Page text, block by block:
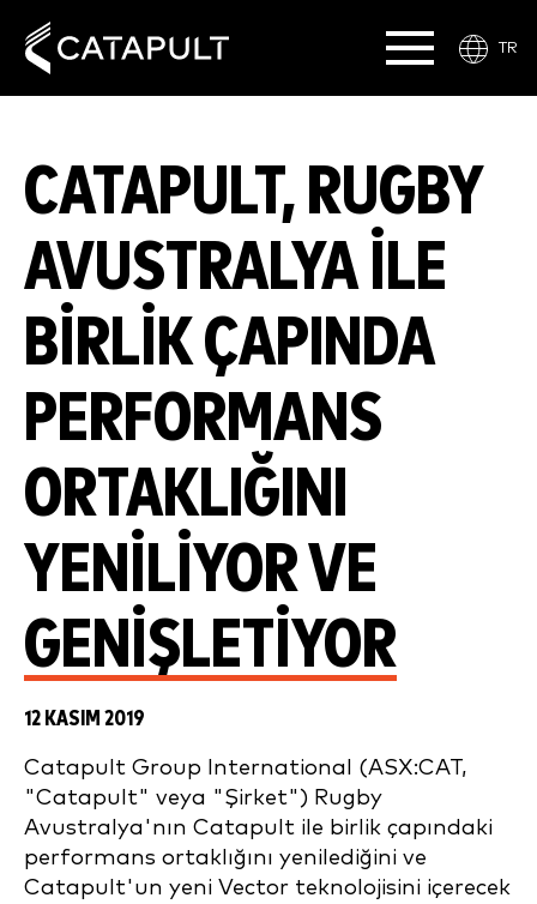
TR
CATAPULT, RUGBY
AVUSTRALYA ILE
BIRLIK ÇAPINDA
PERFORMANS
ORTAKLIĞINI
YENILIYOR VE
GENIŞLETIYOR
12 KASIM 2019
Catapult Group International (ASX:CAT,
"Catapult" veya "Şirket") Rugby
Avustralya'nın Catapult ile birlik çapındaki
performans ortaklığını yenilediğini ve
Catapult'un yeni Vector teknolojisini içerecek